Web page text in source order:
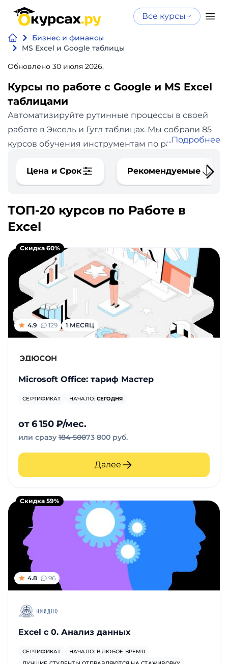
Все курсы
Бизнес и финансы
MS Excel и Google таблицы
Обновлено 30 июля 2026.
Курсы по работе с Google и MS Excel
таблицами
Автоматизируйте рутинные процессы в своей
работе в Эксель и Гугл таблицах. Мы собрали 85
курсов обучения инструментам по работе с
каталоге сайта okursah.ru 85 курсов Работы в
Excel по цене от 0 до 73800 рублей. Средняя
Продолжительность курсов Работы в Excel:
минимальная - 5 часов, самый долгий - 6
месяцев.
Подробнее
Цена и Срок Рекомендуемые
ТОП-20 курсов по Работе в
Excel
4.9 129 1 МЕСЯЦ
Microsoft Office: тариф Мастер
СЕРТИФИКАТ НАЧАЛО: СЕГОДНЯ
от 6 150 ₽/мес.
или сразу 184 50073 800 руб.
Далее
Скидка 60%
4.8 96
Exсel с 0. Анализ данных
СЕРТИФИКАТ
НАЧАЛО: В ЛЮБОЕ ВРЕМЯ
Скидка 59%
Нейросеть
и ИИ
Бизнес
и
финансы
Аналитика
Видео,
фото,
аудио
Маркетинг
Иностранный
язык
детей
Красота,
здоровье,
фитнес
Психология
саморазвитие
Прочее
Репетиторы
Тесты
на
профориентацию
Нейросеть и ИИ
интеллекту
Бесплатно